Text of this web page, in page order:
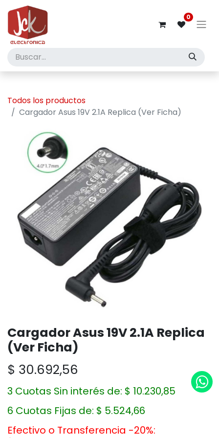
0
Todos los productos
Cargador Asus 19V 2.1A Replica (Ver Ficha)
Cargador Asus 19V 2.1A Replica
(Ver Ficha)
$ 30.692,56
3 Cuotas Sin interés de: $ 10.230,85
6 Cuotas Fijas de: $ 5.524,66
Efectivo o Transferencia -20%: